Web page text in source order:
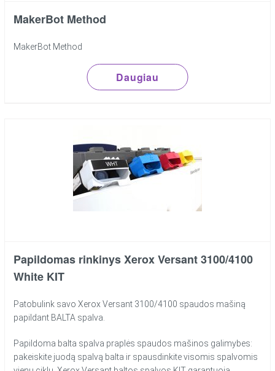
MakerBot Method
MakerBot Method
Daugiau
Papildomas rinkinys Xerox Versant 3100/4100
White KIT
Patobulink savo Xerox Versant 3100/4100 spaudos mašiną
papildant BALTA spalva.
Papildoma balta spalva praplės spaudos mašinos galimybes:
pakeiskite juodą spalvą balta ir spausdinkite visomis spalvomis